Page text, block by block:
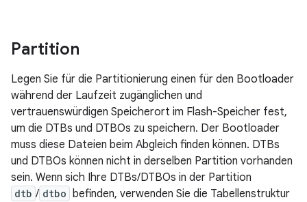
Partition
Legen Sie für die Partitionierung einen für den Bootloader
während der Laufzeit zugänglichen und
vertrauenswürdigen Speicherort im Flash-Speicher fest,
um die DTBs und DTBOs zu speichern. Der Bootloader
muss diese Dateien beim Abgleich finden können. DTBs
und DTBOs können nicht in derselben Partition vorhanden
sein. Wenn sich Ihre DTBs/DTBOs in der Partition
dtb / dtbo befinden, verwenden Sie die Tabellenstruktur